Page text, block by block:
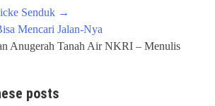
Senduk →
Mencari Jalan-Nya
Anugerah Tanah Air NKRI – Menulis
posts